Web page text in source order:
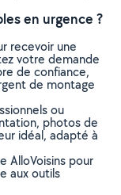
en urgence ?
recevoir une
votre demande
de confiance,
de montage
ou
photos de
idéal, adapté à
AlloVoisins pour
aux outils